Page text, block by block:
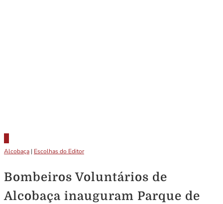
Alcobaça | Escolhas do Editor
Bombeiros Voluntários de
Alcobaça inauguram Parque de